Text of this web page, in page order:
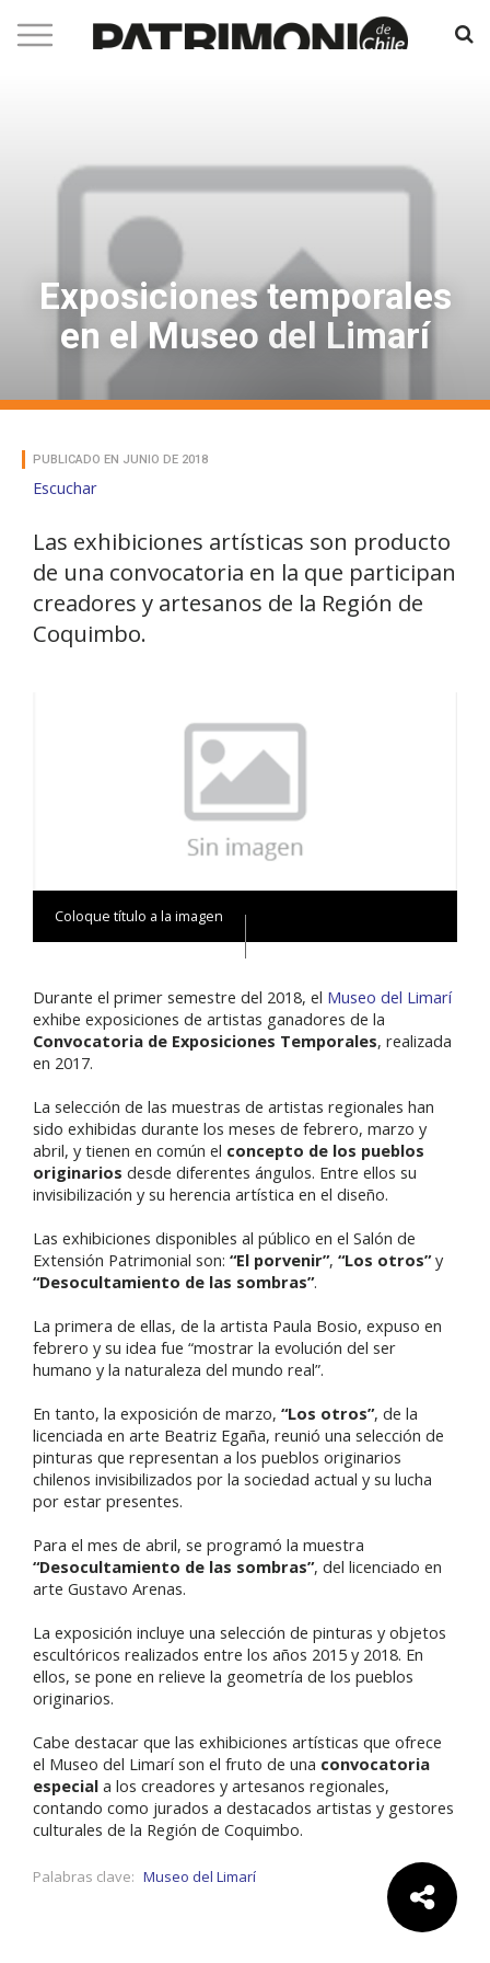
Exposiciones temporales
en el Museo del Limarí
PUBLICADO EN JUNIO DE 2018
Escuchar
Las exhibiciones artísticas son producto
de una convocatoria en la que participan
creadores y artesanos de la Región de
Coquimbo.
Coloque título a la imagen
Durante el primer semestre del 2018, el Museo del Limarí
exhibe exposiciones de artistas ganadores de la
Convocatoria de Exposiciones Temporales, realizada
en 2017.
La selección de las muestras de artistas regionales han
sido exhibidas durante los meses de febrero, marzo y
abril, y tienen en común el concepto de los pueblos
originarios desde diferentes ángulos. Entre ellos su
invisibilización y su herencia artística en el diseño.
Las exhibiciones disponibles al público en el Salón de
Extensión Patrimonial son: “El porvenir”, “Los otros”y
“Desocultamiento de las sombras”.
La primera de ellas, de la artista Paula Bosio, expuso en
febrero y su idea fue “mostrar la evolución del ser
humano y la naturaleza del mundo real”.
En tanto, la exposición de marzo, “Los otros”, de la
licenciada en arte Beatriz Egaña, reunió una selección de
pinturas que representan a los pueblos originarios
chilenos invisibilizados por la sociedad actual y su lucha
por estar presentes.
Para el mes de abril, se programó la muestra
“Desocultamiento de las sombras”, del licenciado en
arte Gustavo Arenas.
La exposición incluye una selección de pinturas y objetos
escultóricos realizados entre los años 2015 y 2018. En
ellos, se pone en relieve la geometría de los pueblos
originarios.
Cabe destacar que las exhibiciones artísticas que ofrece
el Museo del Limarí son el fruto de una convocatoria
especial a los creadores y artesanos regionales,
contando como jurados a destacados artistas y gestores
culturales de la Región de Coquimbo.
Palabras clave: Museo del Limarí